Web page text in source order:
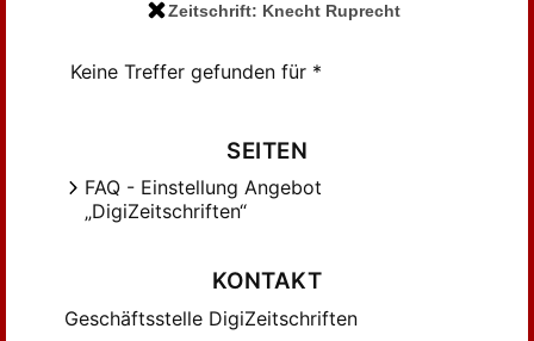
Zeitschrift: Knecht Ruprecht
Keine Treffer gefunden für *
SEITEN
FAQ - Einstellung Angebot
„DigiZeitschriften“
KONTAKT
Geschäftsstelle DigiZeitschriften